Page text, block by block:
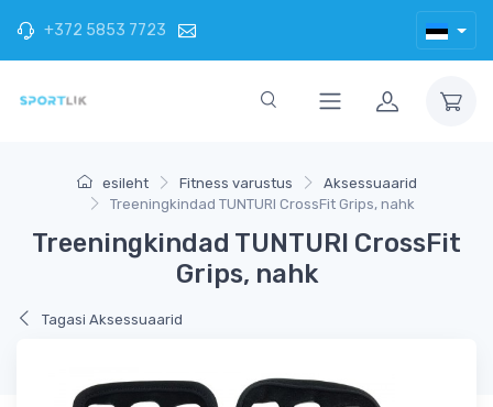
+372 5853 7723
esileht Fitness varustus
Aksessuaarid
Treeningkindad TUNTURI CrossFit Grips, nahk
Treeningkindad TUNTURI CrossFit
Grips, nahk
Tagasi Aksessuaarid